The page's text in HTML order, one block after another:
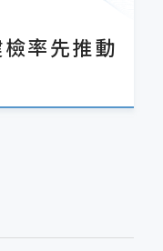
率先推動